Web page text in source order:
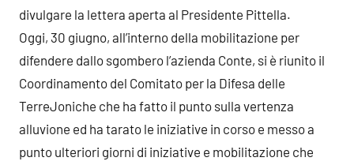
divulgare la lettera aperta al Presidente Pittella.
Oggi, 30 giugno, all’interno della mobilitazione per
difendere dallo sgombero l’azienda Conte, si è riunito il
Coordinamento del Comitato per la Difesa delle
TerreJoniche che ha fatto il punto sulla vertenza
alluvione ed ha tarato le iniziative in corso e messo a
punto ulteriori giorni di iniziative e mobilitazione che